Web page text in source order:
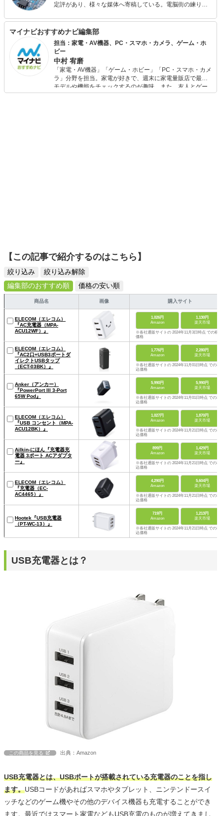
定評があり、様々な媒体へ寄稿している。電脳街の練り歩
るのも大好きなので、新しいものが出るとすぐに飛びつい
てしまう傾向が強い。
マイナビおすすめナビ編集部
担当：家電・AV機器、PC・スマホ・カメラ、ゲーム・ホ
ビー
中村 宥磨
「家電・AV機器」「ゲーム・ホビー」「PC・スマホ・カメ
ラ」分野を担当。家電が好きで、週末に家電量販店で最新
モデルや機能をチェックするのが趣味。また、友人とゲー
ムを楽しみながら、新作タイトルやイベント情報もいち早
【この記事で紹介するのはこちら】
絞り込み
絞り込み解除
編集部のおすすめ順
価格の安い順
商品名 画像 購入サイト
ELECOM（エレコム）
『AC充電器（MPA-
ACU12WF）』
1,026円
Amazon
1,130円
楽天市場
※各社通販サイトの 2024年11月3日時点 での税
価格
ELECOM（エレコム）
『AC2口+USB3ポートダ
イレクトUSBタップ
（ECT-03BK）』
1,776円
Amazon
2,280円
楽天市場
※各社通販サイトの 2024年11月01日時点 での税
込価格
Anker（アンカー）
『PowerPort III 3-Port
65W Pod』
5,990円
Amazon
5,990円
楽天市場
※各社通販サイトの 2024年11月01日時点 での税
込価格
ELECOM（エレコム）
『USB コンセント（MPA-
ACU12BK）』
1,027円
Amazon
1,870円
楽天市場
※各社通販サイトの 2024年11月21日時点 での税
込価格
Ailkin-にほん『充電器充
電器 3ポート ACアダプタ
ー』
899円
Amazon
1,429円
楽天市場
※各社通販サイトの 2024年11月21日時点 での税
込価格
ELECOM（エレコム）
『充電器（EC-
AC4465）』
4,290円
Amazon
5,604円
楽天市場
※各社通販サイトの 2024年11月21日時点 での税
込価格
Hootek『USB充電器
（PT-WC-13）』
719円
Amazon
1,213円
楽天市場
※各社通販サイトの 2024年11月21日時点 での税
込価格
USB充電器とは？
この商品を見る 出典：Amazon
USB充電器とは、USBポートが搭載されている充電器のことを指し
ます。USBコードがあればスマホやタブレット、ニンテンドースイ
ッチなどのゲーム機やその他のデバイス機器も充電することができ
ます。最近ではスマート家電などもUSB充電のものが増えてきまし